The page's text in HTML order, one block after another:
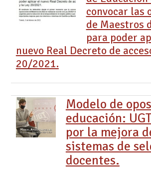
convocar las
de Maestros
para poder
nuevo Real Decreto de
20/2021.
Modelo de
educación:
por la mejora
sistemas de
docentes.